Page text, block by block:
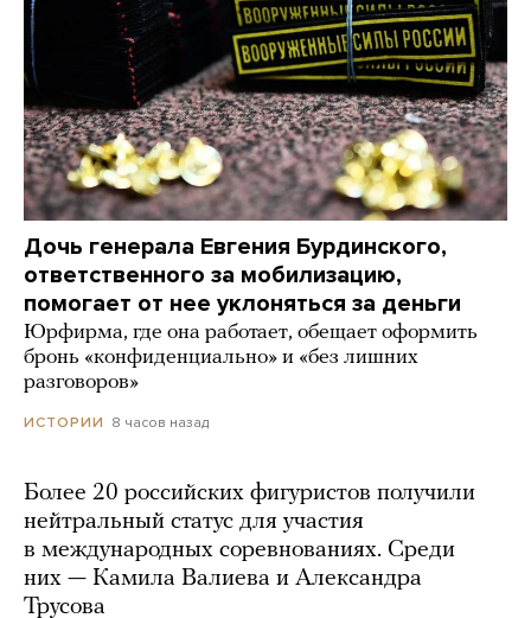
Дочь генерала Евгения Бурдинского,
ответственного за мобилизацию,
помогает от нее уклоняться за деньги
Юрфирма, где она работает, обещает оформить
бронь «конфиденциально» и «без лишних
разговоров»
ИСТОРИИ 8 часов назад
Более 20 российских фигуристов получили
нейтральный статус для участия
в международных соревнованиях. Среди
них — Камила Валиева и Александра
Трусова